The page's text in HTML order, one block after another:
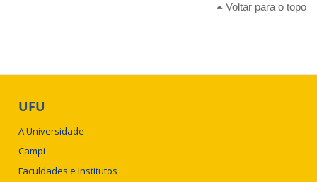
Voltar para o topo
UFU
A Universidade
Campi
Faculdades e Institutos